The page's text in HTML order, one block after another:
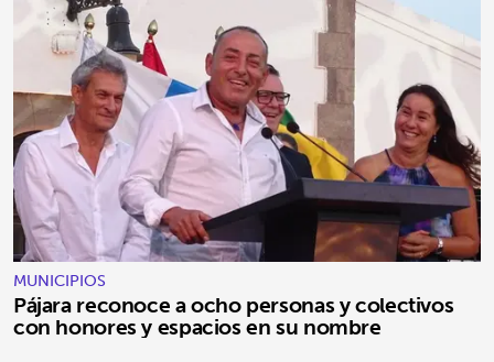
MUNICIPIOS
Pájara reconoce a ocho personas y colectivos
con honores y espacios en su nombre